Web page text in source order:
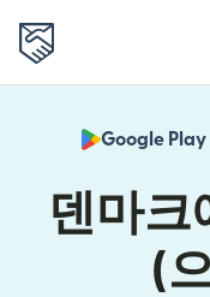
Google Play
덴마크
(